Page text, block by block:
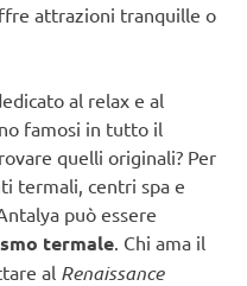
attrazioni tranquille o
al relax e al
famosi in tutto il
quelli originali? Per
termali, centri spa e
può essere
termale . Chi ama il
al Renaissance